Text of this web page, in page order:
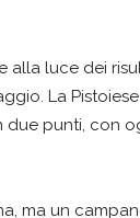
alla luce dei
La
due punti, con
ma un